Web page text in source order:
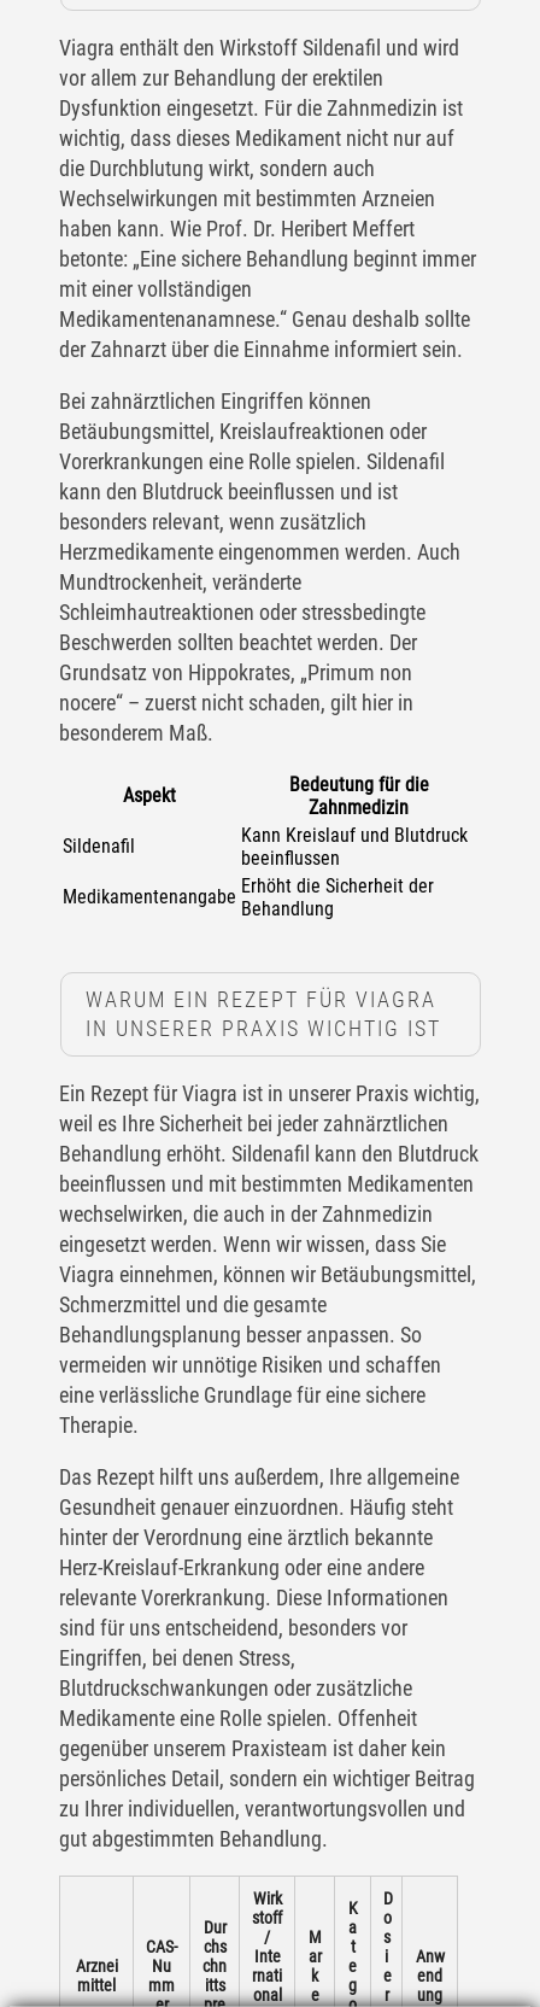
Viagra enthält den Wirkstoff Sildenafil und wird
vor allem zur Behandlung der erektilen
Dysfunktion eingesetzt. Für die Zahnmedizin ist
wichtig, dass dieses Medikament nicht nur auf
die Durchblutung wirkt, sondern auch
Wechselwirkungen mit bestimmten Arzneien
haben kann. Wie Prof. Dr. Heribert Meffert
betonte: „Eine sichere Behandlung beginnt immer
mit einer vollständigen
Medikamentenanamnese.“ Genau deshalb sollte
der Zahnarzt über die Einnahme informiert sein.
Bei zahnärztlichen Eingriffen können
Betäubungsmittel, Kreislaufreaktionen oder
Vorerkrankungen eine Rolle spielen. Sildenafil
kann den Blutdruck beeinflussen und ist
besonders relevant, wenn zusätzlich
Herzmedikamente eingenommen werden. Auch
Mundtrockenheit, veränderte
Schleimhautreaktionen oder stressbedingte
Beschwerden sollten beachtet werden. Der
Grundsatz von Hippokrates, „Primum non
nocere“ – zuerst nicht schaden, gilt hier in
besonderem Maß.
Aspekt
Bedeutung für die
Zahnmedizin
Sildenafil
Kann Kreislauf und Blutdruck
beeinflussen
Medikamentenangabe Erhöht die Sicherheit der
Behandlung
WARUM EIN REZEPT FÜR VIAGRA
IN UNSERER PRAXIS WICHTIG IST
Ein Rezept für Viagra ist in unserer Praxis wichtig,
weil es Ihre Sicherheit bei jeder zahnärztlichen
Behandlung erhöht. Sildenafil kann den Blutdruck
beeinflussen und mit bestimmten Medikamenten
wechselwirken, die auch in der Zahnmedizin
eingesetzt werden. Wenn wir wissen, dass Sie
Viagra einnehmen, können wir Betäubungsmittel,
Schmerzmittel und die gesamte
Behandlungsplanung besser anpassen. So
vermeiden wir unnötige Risiken und schaffen
eine verlässliche Grundlage für eine sichere
Therapie.
Das Rezept hilft uns außerdem, Ihre allgemeine
Gesundheit genauer einzuordnen. Häufig steht
hinter der Verordnung eine ärztlich bekannte
Herz-Kreislauf-Erkrankung oder eine andere
relevante Vorerkrankung. Diese Informationen
sind für uns entscheidend, besonders vor
Eingriffen, bei denen Stress,
Blutdruckschwankungen oder zusätzliche
Medikamente eine Rolle spielen. Offenheit
gegenüber unserem Praxisteam ist daher kein
persönliches Detail, sondern ein wichtiger Beitrag
zu Ihrer individuellen, verantwortungsvollen und
gut abgestimmten Behandlung.
Arznei
mittel
CAS-
Nu
mm
Dur
chs
chn
itts
Wirk
stoff
/
Inte
rnati
onal
M
ar
k
e
K
a
t
e
g
D
o
s
i
e
r
Anw
end
ung